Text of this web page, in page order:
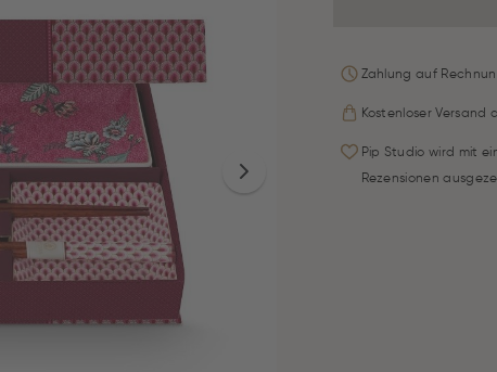
Zahlung auf
Kostenloser Versand
Pip Studio wird mit
Rezensionen